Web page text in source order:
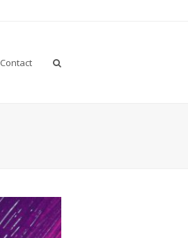
Contact